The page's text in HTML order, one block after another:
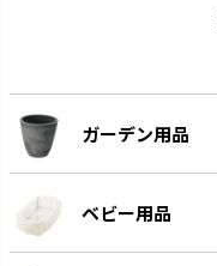
ガーデン用品
ベビー用品